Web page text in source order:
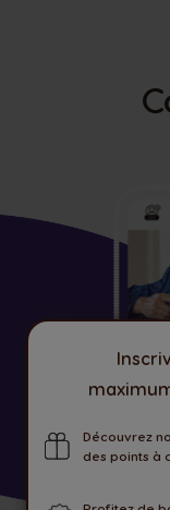
Découvrez
des points à